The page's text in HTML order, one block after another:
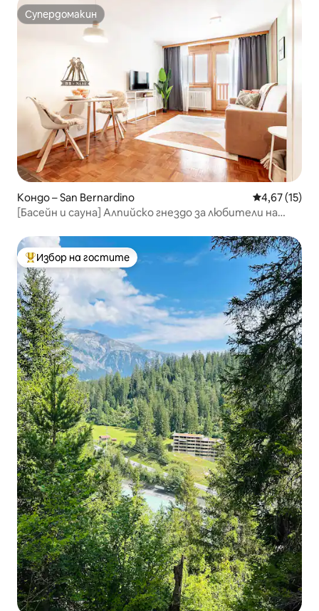
Супердомакин
Супердомакин
Кондо – San Bernardino Средна
4,67 (15)
[Басейн и сауна] Алпийско гнездо за любители на
Най-популярен избор на гостите
Избор на гостите